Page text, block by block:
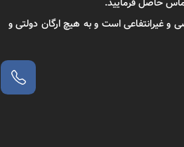
غیرانتفاعی است و به هیچ ارگان دولتی و